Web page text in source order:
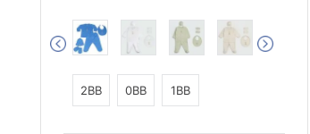
2BB 0BB 1BB